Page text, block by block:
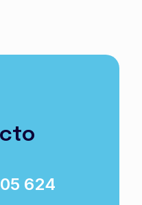
624